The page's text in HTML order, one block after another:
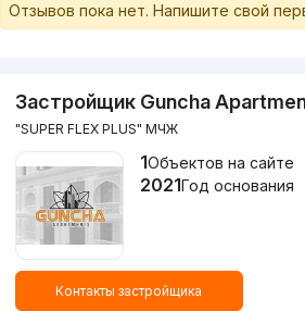
Отзывов пока нет. Напишите свой
Застройщик Guncha
"SUPER FLEX PLUS" МЧЖ
1Объектов на сайте
2021Год основания
Контакты застройщика